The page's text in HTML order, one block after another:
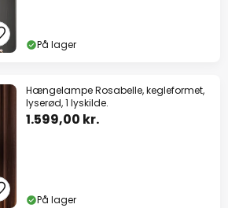
På lager
Hængelampe Rosabelle, kegleformet,
lyserød, 1 lyskilde.
1.599,00 kr.
På lager